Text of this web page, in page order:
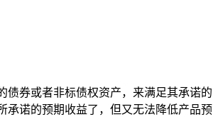
债券或者非标债权资产，来满足其承诺的
承诺的预期收益了，但又无法降低产品预